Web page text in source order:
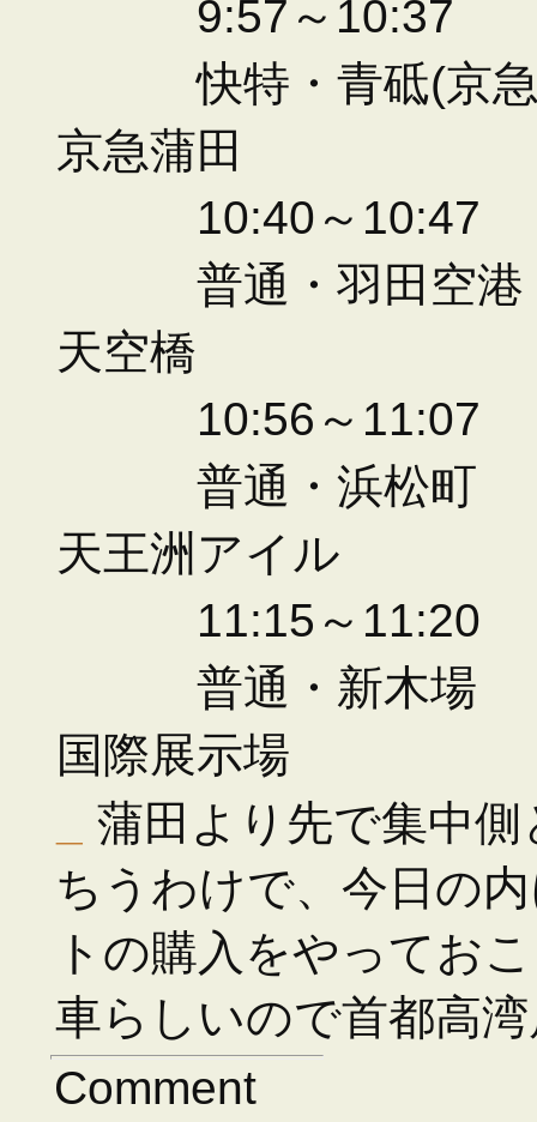
9:57～10:37
快特・青砥(京急
京急蒲田
10:40～10:47
普通・羽田空港
天空橋
10:56～11:07
普通・浜松町
天王洲アイル
11:15～11:20
普通・新木場
国際展示場
蒲田より先で集中
ちうわけで、今日の
トの購入をやってお
車らしいので首都高
Comment